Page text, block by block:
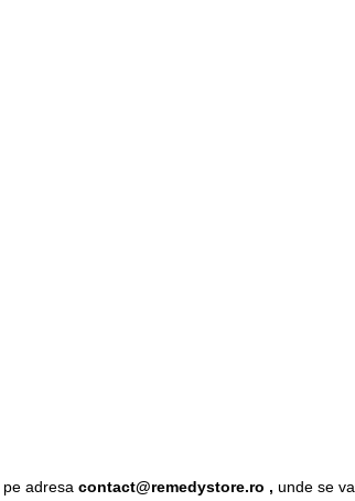
adresa contact@remedystore.ro , unde se va